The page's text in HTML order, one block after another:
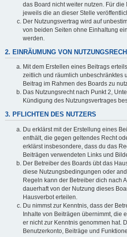
das Board nicht weiter nutzen. Für
jeweils die an dieser Stelle
Der Nutzungsvertrag wird auf
von beiden Seiten ohne Einhaltung
werden.
2. EINRÄUMUNG VON
Mit dem Erstellen eines Beitrags
zeitlich und räumlich unbeschränktes
Beitrag im Rahmen des Boards zu
Das Nutzungsrecht nach Punkt 2,
Kündigung des Nutzungsvertrages
3. PFLICHTEN DES NUTZERS
Du erklärst mit der Erstellung eines
enthält, die gegen geltendes Recht
erklärst insbesondere, dass du das
Beiträgen verwendeten Links und
Der Betreiber des Boards übt das
diese Nutzungsbedingungen oder
Regeln kann der Betreiber dich nach
dauerhaft von der Nutzung dieses
Hausverbot erteilen.
Du nimmst zur Kenntnis, dass der
Inhalte von Beiträgen übernimmt, die
er nicht zur Kenntnis genommen hat.
Benutzerkonto, Beiträge und